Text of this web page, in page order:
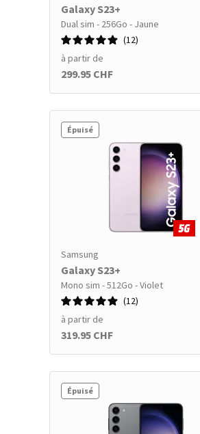
Galaxy S23+
Dual sim - 256Go - Jaune
12
à partir de
299.95 CHF
Épuisé
Samsung
Galaxy S23+
Mono sim - 512Go - Violet
12
à partir de
319.95 CHF
Épuisé